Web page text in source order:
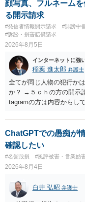
であれば）書面で退所意
顔写真、フルネーム
る開示請求
#発信者情報開示請求 #誹謗中
#訴訟・損害賠償請求
2026年8月5日
インターネットに強
稲葉 進太郎 弁護士
全てが同じ人物の犯行か
か？ →５ｃｈの方の開示
tagramの方は内容からし
いでしょう。７月中にア
ても失敗する可能性が高
合、相手に全ての弁護士
訴訟外の交渉で相手方が
訴訟で判決となった場合
められない場合があり何
ChatGPTでの愚痴が
確認したい
#名誉毀損 #風評被害・営業妨
2026年8月4日
白井 弘昭 弁護士